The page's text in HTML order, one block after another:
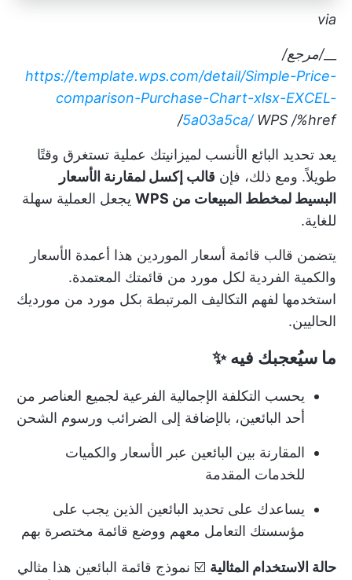
via
__/مرجع/
https://template.wps.com/detail/Simple-Price-
comparison-Purchase-Chart-xlsx-EXCEL-
5a03a5ca/ WPS /%href/
يعد تحديد البائع الأنسب لميزانيتك عملية تستغرق وقتًا
طويلاً. ومع ذلك، فإن قالب إكسل لمقارنة الأسعار
البسيط لمخطط المبيعات من WPS
يجعل العملية سهلة
للغاية.
يتضمن قالب قائمة أسعار الموردين هذا أعمدة الأسعار
والكمية الفردية لكل مورد من قائمتك المعتمدة.
استخدمها لفهم التكاليف المرتبطة بكل مورد من مورديك
الحاليين.
ما سيُعجبك فيه✨
يحسب التكلفة الإجمالية الفرعية لجميع العناصر من
أحد البائعين، بالإضافة إلى الضرائب ورسوم الشحن
المقارنة بين البائعين عبر الأسعار والكميات
للخدمات المقدمة
يساعدك على تحديد البائعين الذين يجب على
مؤسستك التعامل معهم ووضع قائمة مختصرة بهم
حالة الاستخدام المثالية ☑️ نموذج قائمة البائعين هذا مثالي